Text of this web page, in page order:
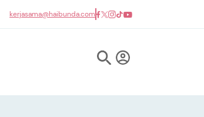
kerjasama@haibunda.com